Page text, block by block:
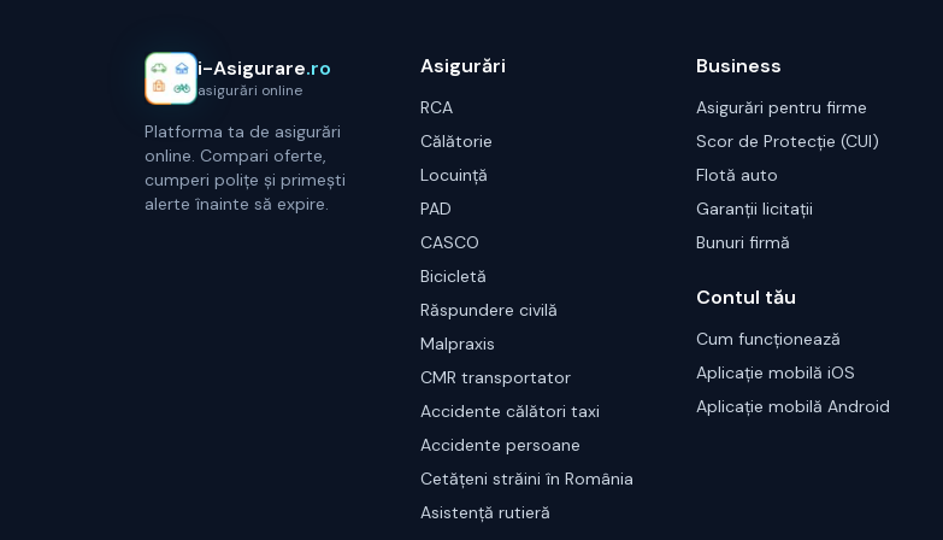
i-Asigurare.ro
asigurări online
Platforma ta de asigurări
online. Compari oferte,
cumperi polițe și primești
alerte înainte să expire.
Asigurări
RCA
Călătorie
Locuință
PAD
CASCO
Bicicletă
Răspundere civilă
Malpraxis
CMR transportator
Accidente călători taxi
Accidente persoane
Cetățeni străini în România
Asistență rutieră
Business
Asigurări pentru firme
Scor de Protecție (CUI)
Flotă auto
Garanții licitații
Bunuri firmă
Contul tău
Cum funcționează
Aplicație mobilă iOS
Aplicație mobilă Android